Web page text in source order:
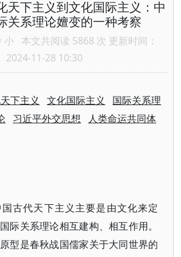
天下主义到文化国际主义：中
关系理论嬗变的一种考察
小 本文共阅读 5868 次 更新时间：
2024-11-28 10:30
下主义 文化国际主义
国际关系理
习近平外交思想 人类命运共同体
国古代天下主义主要是由文化来定
际关系理论相互建构、相互作用。
型是春秋战国儒家关于大同世界的